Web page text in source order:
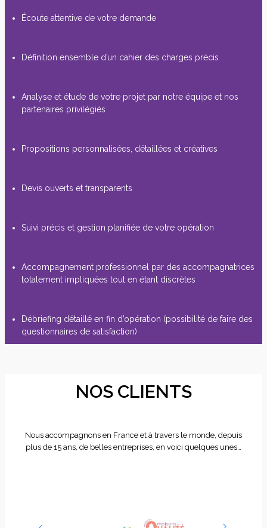
Écoute attentive de votre demande
Définition ensemble d’un cahier des charges précis
Analyse et étude de votre projet par notre équipe et nos
partenaires privilégiés
Propositions personnalisées, détaillées et créatives
Devis ouverts et transparents
Suivi précis et gestion planifiée de votre opération
Accompagnement professionnel par des accompagnatrices
totalement impliquées tout en étant discrètes
Débriefing détaillé en fin d’opération (possibilité de faire des
questionnaires de satisfaction)
NOS CLIENTS
Nous accompagnons en France et à travers le monde, depuis
plus de 15 ans, de belles entreprises, en voici quelques unes…